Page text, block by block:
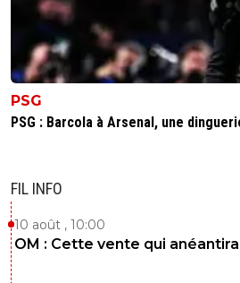
1+
silhent38 31 mai 2026 à 18:30
T'inquiètes pas pour
0+ Répondre
PSG
PSG : Barcola à Arsenal, une
FIL INFO
10 août , 10:00
OM : Cette vente qui